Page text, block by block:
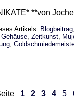
**von Joche
Artikels: Blogbeitrag,
Gehäuse, Zeitkunst,
,
1 2 3 4 5